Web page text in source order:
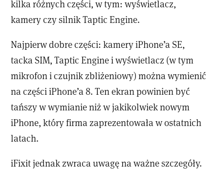
kilka różnych części, w tym: wyświetlacz,
kamery czy silnik Taptic Engine.
Najpierw dobre części: kamery iPhone’a SE,
tacka SIM, Taptic Engine i wyświetlacz (w tym
mikrofon i czujnik zbliżeniowy) można wymienić
na części iPhone’a 8. Ten ekran powinien być
tańszy w wymianie niż w jakikolwiek nowym
iPhone, który firma zaprezentowała w ostatnich
latach.
iFixit jednak zwraca uwagę na ważne szczegóły.